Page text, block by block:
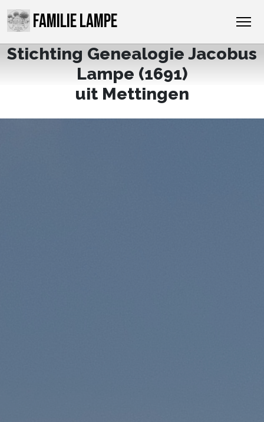
FAMILIE LAMPE
Stichting Genealogie Jacobus
Lampe (1691)
uit Mettingen